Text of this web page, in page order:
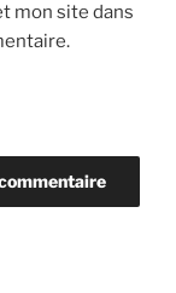
mon site dans